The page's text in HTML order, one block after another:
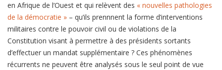
en Afrique de l’Ouest et qui relèvent des « nouvelles pathologies
de la démocratie » – qu’ils prennnent la forme d’interventions
militaires contre le pouvoir civil ou de violations de la
Constitution visant à permettre à des présidents sortants
d’effectuer un mandat supplémentaire ? Ces phénomènes
récurrents ne peuvent être analysés sous le seul point de vue